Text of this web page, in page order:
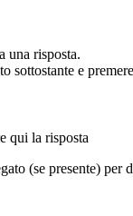
una risposta.
sottostante e
qui la risposta
(se presente) per